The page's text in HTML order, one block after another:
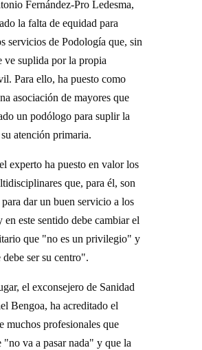
Fernández-Pro Ledesma,
la falta de equidad para
servicios de Podología que, sin
ve suplida por la propia
Para ello, ha puesto como
asociación de mayores que
un podólogo para suplir la
atención primaria.
experto ha puesto en valor los
que, para él, son
dar un buen servicio a los
en este sentido debe cambiar el
que "no es un privilegio" y
ser su centro".
el exconsejero de Sanidad
Bengoa, ha acreditado el
muchos profesionales que
"no va a pasar nada" y que la